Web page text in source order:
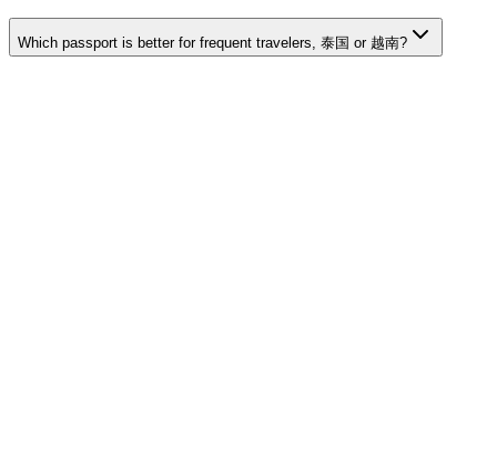
Which passport is better for frequent travelers, 泰国 or 越南?